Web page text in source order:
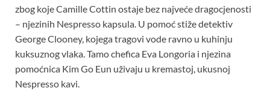
zbog koje Camille Cottin ostaje bez najveće dragocjenosti
– njezinih Nespresso kapsula. U pomoć stiže detektiv
George Clooney, kojega tragovi vode ravno u kuhinju
kuksuznog vlaka. Tamo chefica Eva Longoria i njezina
pomoćnica Kim Go Eun uživaju u kremastoj, ukusnoj
Nespresso kavi.